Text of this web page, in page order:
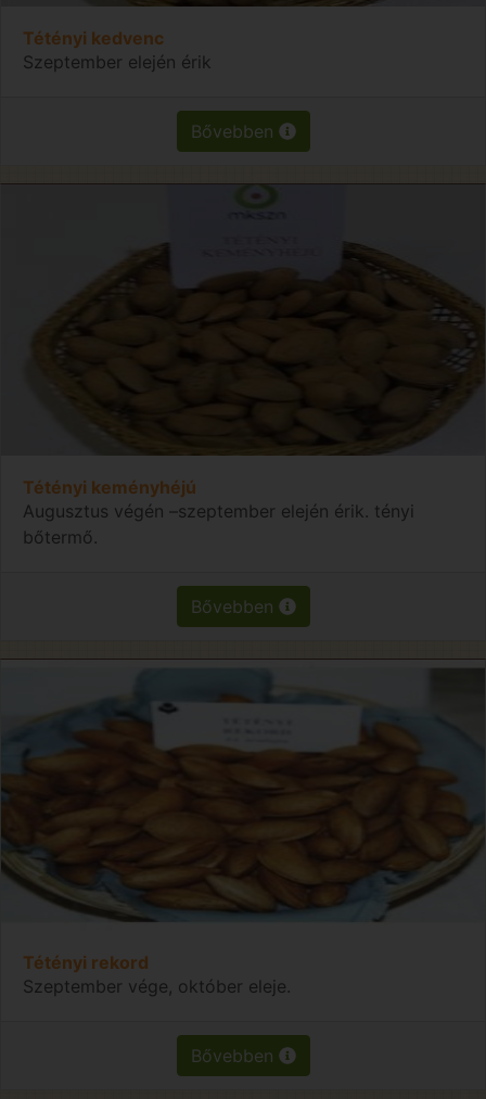
Tétényi kedvenc
Szeptember elején érik
Bővebben
Tétényi keményhéjú
Augusztus végén –szeptember elején érik. tényi
bőtermő.
Bővebben
Tétényi rekord
Szeptember vége, október eleje.
Bővebben